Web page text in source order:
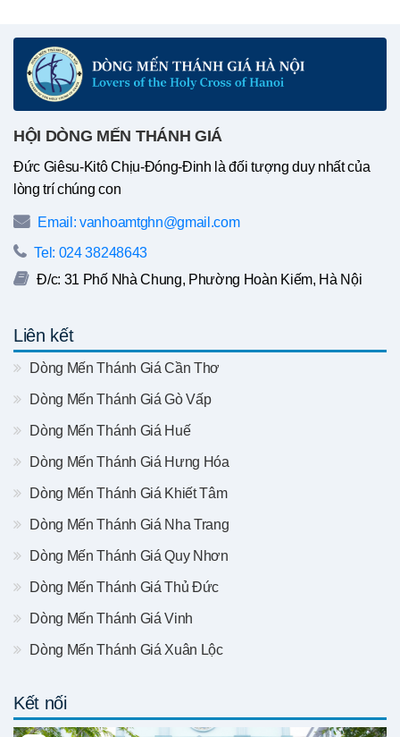
HỘI DÒNG MẾN THÁNH GIÁ
Đức Giêsu-Kitô Chịu-Đóng-Đinh là đối tượng duy nhất của
lòng trí chúng con
Email: vanhoamtghn@gmail.com
Tel: 024 38248643
Đ/c: 31 Phố Nhà Chung, Phường Hoàn Kiếm, Hà Nội
Liên kết
Dòng Mến Thánh Giá Cần Thơ
Dòng Mến Thánh Giá Gò Vấp
Dòng Mến Thánh Giá Huế
Dòng Mến Thánh Giá Hưng Hóa
Dòng Mến Thánh Giá Khiết Tâm
Dòng Mến Thánh Giá Nha Trang
Dòng Mến Thánh Giá Quy Nhơn
Dòng Mến Thánh Giá Thủ Đức
Dòng Mến Thánh Giá Vinh
Dòng Mến Thánh Giá Xuân Lộc
Kết nối